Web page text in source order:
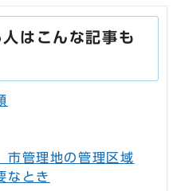
はこんな記事も
市管理地の管理区域
なとき